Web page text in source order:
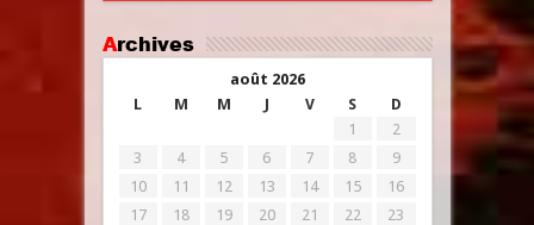
Archives
août 2026
L
M M J V S D
1
2
3
4 5 6 7 8
9
10
11 12 13 14 15
16
17
18 19 20 21 22
23